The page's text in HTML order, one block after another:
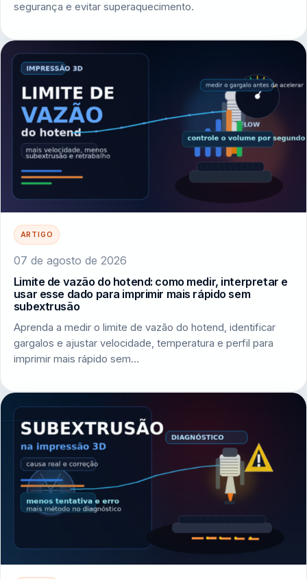
segurança e evitar superaquecimento.
ARTIGO
07 de agosto de 2026
Limite de vazão do hotend: como medir, interpretar e
usar esse dado para imprimir mais rápido sem
subextrusão
Aprenda a medir o limite de vazão do hotend, identificar
gargalos e ajustar velocidade, temperatura e perfil para
imprimir mais rápido sem…